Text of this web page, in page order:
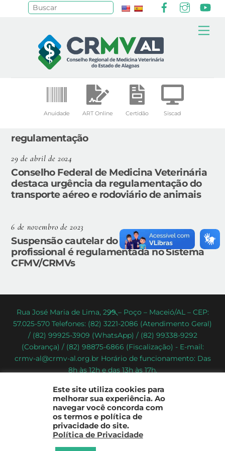
Anuidade ART Online Certidão Siscad
regulamentação
29 de abril de 2024
Conselho Federal de Medicina Veterinária
destaca urgência da regulamentação do
transporte aéreo e rodoviário de animais
6 de novembro de 2023
Suspensão cautelar do exercício
profissional é regulamentada no Sistema
CFMV/CRMVs
Back
To
Top
Rua José Maria de Lima, 299 – Poço – Maceió/AL – CEP:
57.025-570 Telefones: (82) 3221-2086 (Atendimento Geral)
/ (82) 99925-3909 (WhatsApp) / (82) 99338-9292
(Cobrança) / (82) 98875-6866 (Fiscalização) - E-mail:
crmv-al@crmv-al.org.br Horário de funcionamento: Das
8h às 12h e das 13h às 17h.
Estado de Alagoas
2022 - © Todos os direitos reservados
Este site utiliza cookies para
melhorar sua experiência. Ao
navegar você concorda com
os termos e política de
privacidade do site.
Política de Privacidade